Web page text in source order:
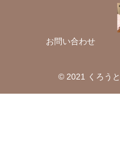
お問い合わせ
© 2021 くろう